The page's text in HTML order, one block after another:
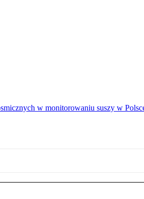
w monitorowaniu suszy w